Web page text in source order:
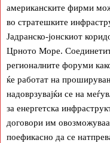
американските фирми
во стратешките
Јадранско-јонскиот
Црното Море.
регионалните форуми
ќе работат на
надоврзувајќи се на
за енергетска
договори им
поефикасно да се